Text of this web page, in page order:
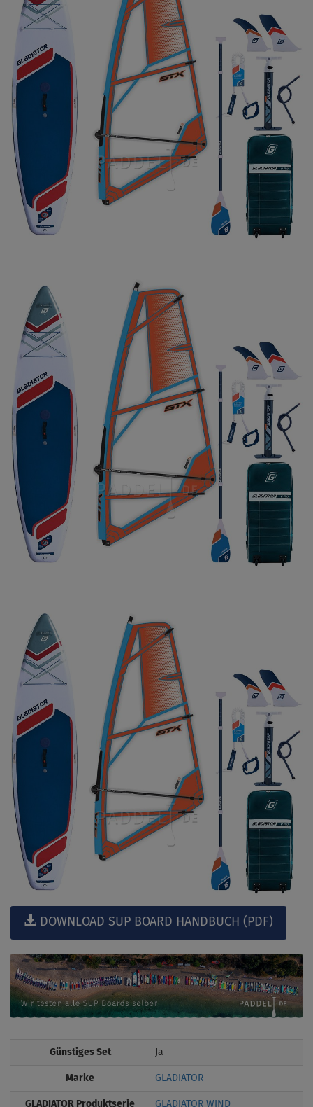
DOWNLOAD SUP BOARD HANDBUCH (PDF)
Günstiges Set Ja
Marke GLADIATOR
GLADIATOR Produktserie GLADIATOR WIND